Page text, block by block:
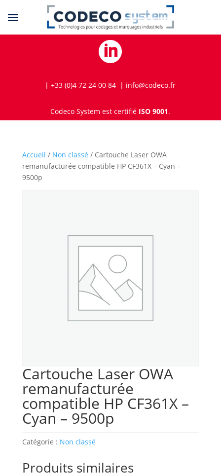

| +33 (0)4 72 24 00 84 | info@codeco.fr
Codeco System est certifié ISO 9001.
Accueil / Non classé / Cartouche Laser OWA
remanufacturée compatible HP CF361X – Cyan –
9500p
Cartouche Laser OWA
remanufacturée
compatible HP CF361X –
Cyan – 9500p
Catégorie : Non classé
Produits similaires